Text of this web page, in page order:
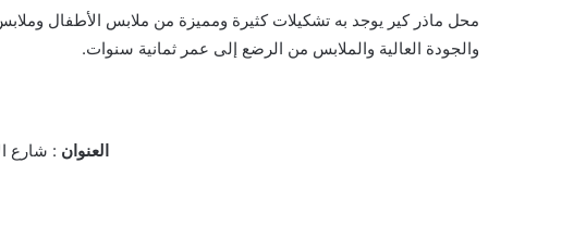
محل ماذر كير يوجد به تشكيلات كثيرة ومميزة من ملابس الأطفال
والجودة العالية والملابس من الرضع إلى عمر ثمانية سنوات.
العنوان : شارع